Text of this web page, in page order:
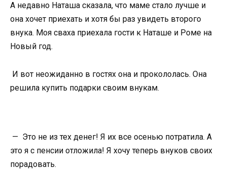
А недавно Наташа сказала, что маме стало лучше и
она хочет приехать и хотя бы раз увидеть второго
внука. Моя сваха приехала гости к Наташе и Роме на
Новый год.
И вот неожиданно в гостях она и прокололась. Она
решила купить подарки своим внукам.
— Это не из тех денег! Я их все осенью потратила. А
это я с пенсии отложила! Я хочу теперь внуков своих
порадовать.